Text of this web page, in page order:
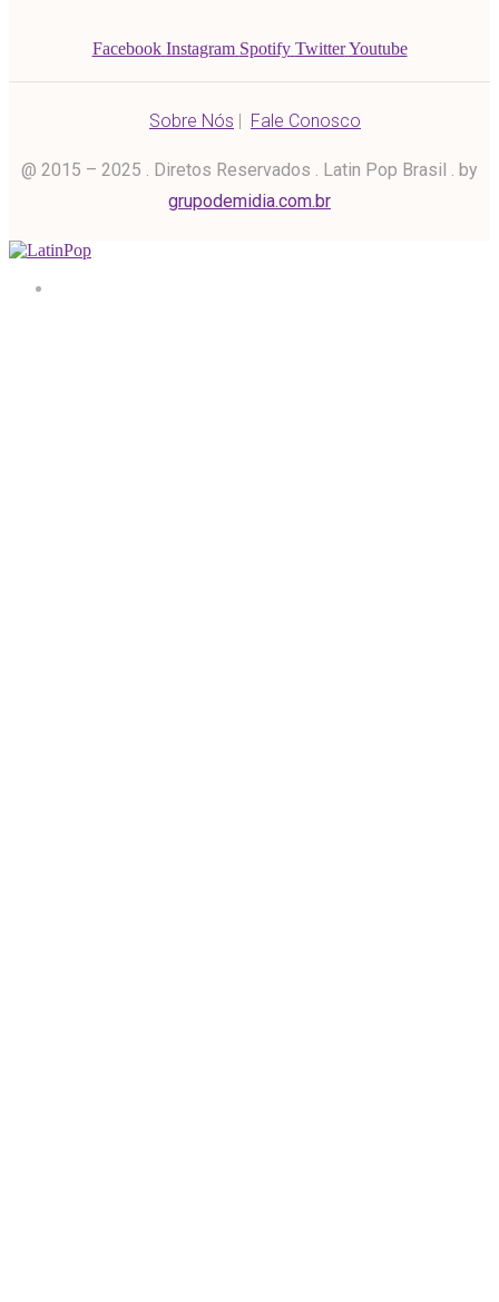
Facebook Instagram Spotify Twitter Youtube
Sobre Nós | Fale Conosco
@ 2015 – 2025 . Diretos Reservados . Latin Pop Brasil . by
grupodemidia.com.br